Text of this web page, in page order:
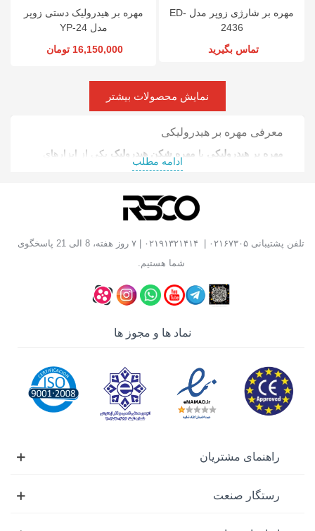
مهره بر شارژی زوپر مدل ED-
2436
تماس بگیرید
مهره بر هیدرولیک دستی زوپر
مدل YP-24
16,150,000 تومان
نمایش محصولات بیشتر
معرفی مهره بر هیدرولیکی
مهره بر هیدرولیکی یا مهره شکن هیدرولیک یکی از ابزارهای
تخصصی هیدرولیک برای برش سریع و ایمن مهره‌های زنگ‌زده،
قفل‌شده یا آسیب‌دیده است. این ابزار با استفاده از فشار
هیدرولیک، تیغه را روی مهره اعمال کرده و بدون آسیب
صنایع نفت و گاز، پتروشیمی، نیروگاه‌ها، معادن، صنایع فولاد،
تعمیر ماشین‌آلات سنگین و پروژه‌های صنعتی کاربرد گسترده‌ای
از برندهای معتبر با ظرفیت‌های مختلف عرضه
پروژه، بهترین مدل را انتخاب کنید.
انواع مهره بر هیدرولیکی
مناسب برای باز کردن مهره‌های زنگ‌زده و گیرکرده
قابل حمل و مناسب استفاده در محل پروژه
ادامه مطلب
تلفن پشتیبانی ۰۲۱۶۷۳۰۵
| ۷ روز هفته، 8 الی 21 پاسخگوی
شما هستیم.
نماد ها و مجوز ها
راهنمای مشتریان
رستگار صنعت